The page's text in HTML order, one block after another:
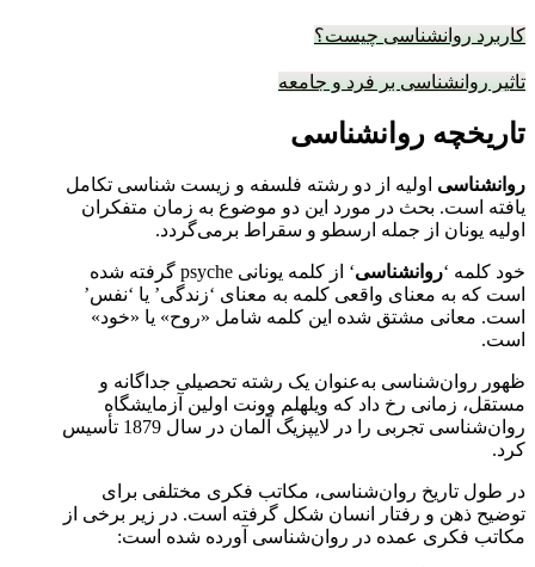
کاربرد روانشناسی چیست؟
تاثیر روانشناسی بر فرد و جامعه
تاریخچه روانشناسی
روانشناسی اولیه از دو رشته فلسفه و زیست شناسی تکامل
یافته است. بحث در مورد این دو موضوع به زمان متفکران
اولیه یونان از جمله ارسطو و سقراط برمی‌گردد.
خود کلمه ‘روانشناسی
‘ از کلمه یونانی psyche گرفته شده
است که به معنای واقعی کلمه به معنای ‘زندگی’ یا ‘نفس’
است. معانی مشتق شده این کلمه شامل «روح» یا «خود»
است.
ظهور روان‌شناسی به‌عنوان یک رشته تحصیلی جداگانه و
مستقل، زمانی رخ داد که ویلهلم وونت اولین آزمایشگاه
روان‌شناسی تجربی را در لایپزیگ آلمان در سال 1879 تأسیس
کرد.
در طول تاریخ روان‌شناسی، مکاتب فکری مختلفی برای
توضیح ذهن و رفتار انسان شکل گرفته است. در زیر برخی از
مکاتب فکری عمده در روان‌شناسی آورده شده است: